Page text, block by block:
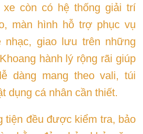
xe còn có hệ thống giải trí
màn hình hỗ trợ phục vụ
nhạc, giao lưu trên những
hành lý rộng rãi giúp
dàng mang theo vali, túi
dụng cá nhân cần thiết.
tiện đều được kiểm tra, bảo